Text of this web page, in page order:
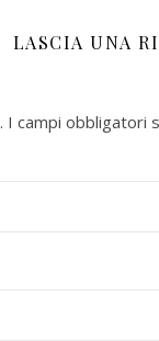
LASCIA UNA
I campi obbligatori